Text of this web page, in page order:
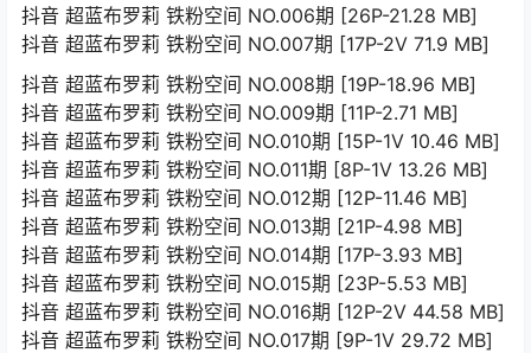
抖音 超蓝布罗莉 铁粉空间 NO.006期 [26P-21.28 MB]
抖音 超蓝布罗莉 铁粉空间 NO.007期 [17P-2V 71.9 MB]
抖音 超蓝布罗莉 铁粉空间 NO.008期 [19P-18.96 MB]
抖音 超蓝布罗莉 铁粉空间 NO.009期 [11P-2.71 MB]
抖音 超蓝布罗莉 铁粉空间 NO.010期 [15P-1V 10.46 MB]
抖音 超蓝布罗莉 铁粉空间 NO.011期 [8P-1V 13.26 MB]
抖音 超蓝布罗莉 铁粉空间 NO.012期 [12P-11.46 MB]
抖音 超蓝布罗莉 铁粉空间 NO.013期 [21P-4.98 MB]
抖音 超蓝布罗莉 铁粉空间 NO.014期 [17P-3.93 MB]
抖音 超蓝布罗莉 铁粉空间 NO.015期 [23P-5.53 MB]
抖音 超蓝布罗莉 铁粉空间 NO.016期 [12P-2V 44.58 MB]
抖音 超蓝布罗莉 铁粉空间 NO.017期 [9P-1V 29.72 MB]